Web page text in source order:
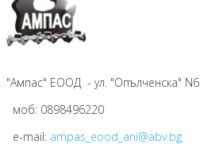
"Ампас" ЕООД - ул. "Опълченска" N6
моб: 0898496220
e-mail: ampas_eood_ani@abv.bg